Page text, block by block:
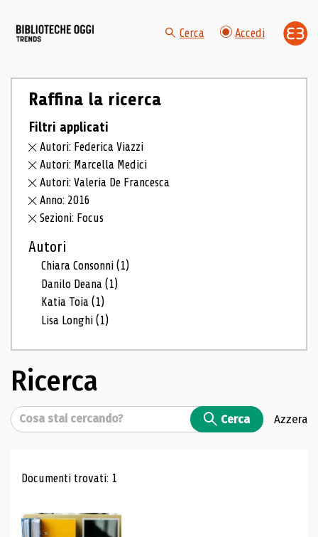
Cerca Accedi
Raffina la ricerca
Filtri applicati
Autori: Federica Viazzi
Autori: Marcella Medici
Autori: Valeria De Francesca
Anno: 2016
Sezioni: Focus
Autori
Chiara Consonni(1)
Danilo Deana(1)
Katia Toia(1)
Lisa Longhi(1)
Ricerca
Cerca Cerca Azzera
Risultati di ricerca
Documenti trovati: 1